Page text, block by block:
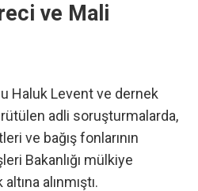
ve Mali
Haluk Levent ve dernek
adli soruşturmalarda,
ve bağış fonlarının
Bakanlığı mülkiye
alınmıştı.